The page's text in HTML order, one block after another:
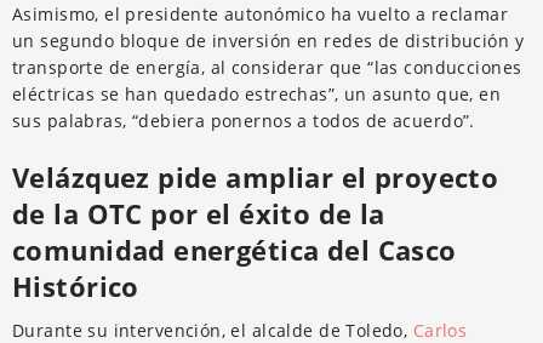
Asimismo, el presidente autonómico ha vuelto a reclamar
un segundo bloque de inversión en redes de distribución y
transporte de energía, al considerar que “las conducciones
eléctricas se han quedado estrechas”, un asunto que, en
sus palabras, “debiera ponernos a todos de acuerdo”.
Velázquez pide ampliar el proyecto
de la OTC por el éxito de la
comunidad energética del Casco
Histórico
Durante su intervención, el alcalde de Toledo, Carlos